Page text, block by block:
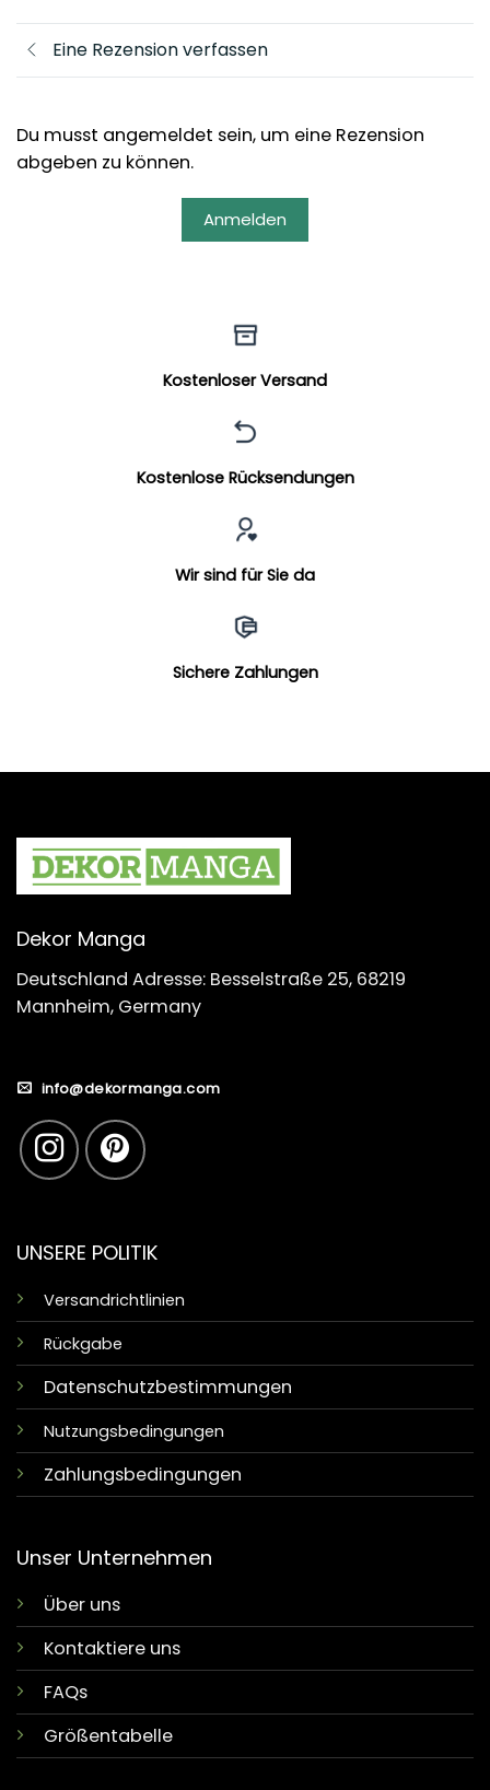
Eine Rezension verfassen
Du musst angemeldet sein, um eine Rezension
abgeben zu können.
Anmelden
Kostenloser Versand
Kostenlose Rücksendungen
Wir sind für Sie da
Sichere Zahlungen
Dekor Manga
Deutschland Adresse: Besselstraße 25, 68219
Mannheim, Germany
info@dekormanga.com
UNSERE POLITIK
Versandrichtlinien
Rückgabe
Datenschutzbestimmungen
Nutzungsbedingungen
Zahlungsbedingungen
Unser Unternehmen
Über uns
Kontaktiere uns
FAQs
Größentabelle